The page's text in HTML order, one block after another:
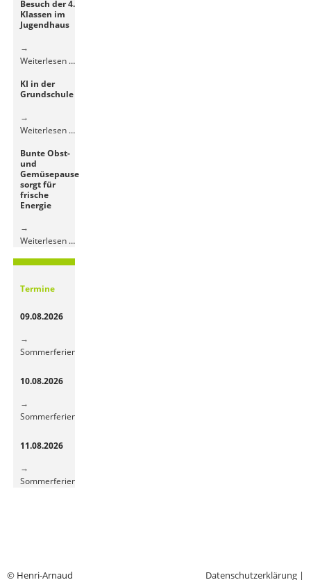
Besuch der 4.
Klassen im
Jugendhaus
Weiterlesen …Besuch
KI in der
Grundschule
Weiterlesen …KI
Bunte Obst-
und
Gemüsepause
sorgt für
frische
Energie
Weiterlesen …Bunte
und
Termine
09.08.2026
Sommerferien
10.08.2026
Sommerferien
11.08.2026
Sommerferien
© Henri-Arnaud Datenschutzerklärung |